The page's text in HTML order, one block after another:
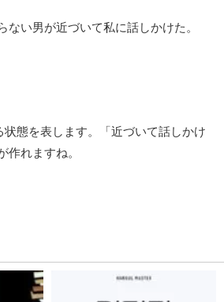
ない男が近づいて私に話しかけた。
態を表します。「近づいて話しかけ
作れますね。